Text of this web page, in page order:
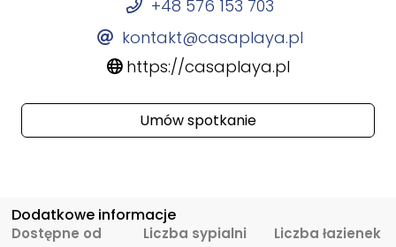
+48 576 153 703
kontakt@casaplaya.pl
https://casaplaya.pl
Umów spotkanie
Dodatkowe informacje
Dostępne od
Liczba sypialni
Liczba łazienek